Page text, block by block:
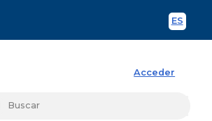
ES
Acceder
Buscar